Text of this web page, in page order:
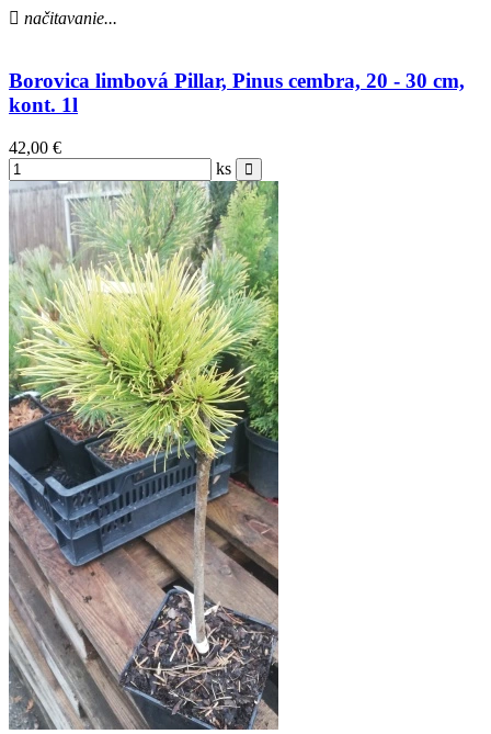
načitavanie...
Borovica limbová Pillar, Pinus cembra, 20 - 30 cm,
kont. 1l
42,00 €
ks